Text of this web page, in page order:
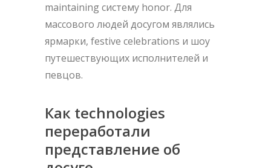
maintaining систему honor. Для
массового людей досугом являлись
ярмарки, festive celebrations и шоу
путешествующих исполнителей и
певцов.
Как technologies
переработали
представление об